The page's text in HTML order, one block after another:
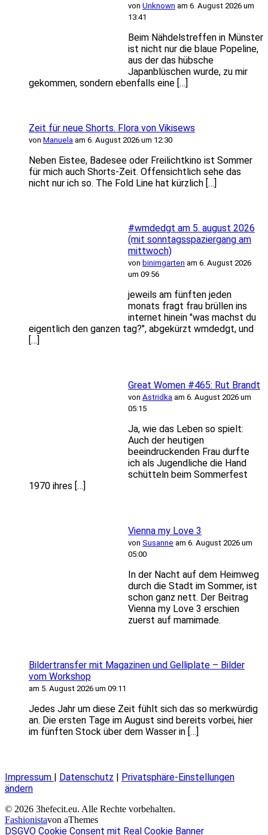
von Unknown am 6. August 2026 um
13:41
Beim Nähdelstreffen in Münster
ist nicht nur die blaue Popeline,
aus der das hübsche
Japanblüschen wurde, zu mir
gekommen, sondern ebenfalls eine […]
Zeit für neue Shorts. Flora von Vikisews
von Manuela am 6. August 2026 um 12:30
Neben Eistee, Badesee oder Freilichtkino ist Sommer
für mich auch Shorts-Zeit. Offensichtlich sehe das
nicht nur ich so. The Fold Line hat kürzlich […]
#wmdedgt am 5. august 2026
(mit sonntagsspaziergang am
mittwoch)
von binimgarten am 6. August 2026
um 09:56
jeweils am fünften jeden
monats fragt frau brüllen ins
internet hinein "was machst du
eigentlich den ganzen tag?", abgekürzt wmdedgt, und
[…]
Great Women #465: Rut Brandt
von Astridka am 6. August 2026 um
05:15
Ja, wie das Leben so spielt:
Auch der heutigen
beeindruckenden Frau durfte
ich als Jugendliche die Hand
schütteln beim Sommerfest
1970 ihres […]
Vienna my Love 3
von Susanne am 6. August 2026 um
05:00
In der Nacht auf dem Heimweg
durch die Stadt im Sommer, ist
schon ganz nett. Der Beitrag
Vienna my Love 3 erschien
zuerst auf mamimade.
Bildertransfer mit Magazinen und Gelliplate – Bilder
vom Workshop
am 5. August 2026 um 09:11
Jedes Jahr um diese Zeit fühlt sich das so merkwürdig
an. Die ersten Tage im August sind bereits vorbei, hier
im fünften Stock über dem Wasser in […]
Impressum | Datenschutz | Privatsphäre-Einstellungen
ändern
© 2026 3hefecit.eu. Alle Rechte vorbehalten.
Fashionistavon aThemes
DSGVO Cookie Consent mit Real Cookie Banner